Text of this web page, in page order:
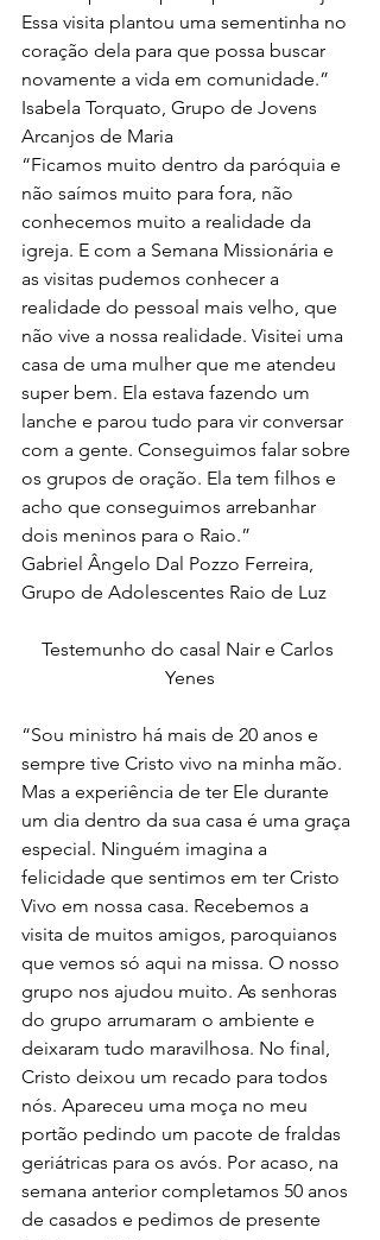
Essa visita plantou uma sementinha no
coração dela para que possa buscar
novamente a vida em comunidade.”
Isabela Torquato, Grupo de Jovens
Arcanjos de Maria
“Ficamos muito dentro da paróquia e
não saímos muito para fora, não
conhecemos muito a realidade da
igreja. E com a Semana Missionária e
as visitas pudemos conhecer a
realidade do pessoal mais velho, que
não vive a nossa realidade. Visitei uma
casa de uma mulher que me atendeu
super bem. Ela estava fazendo um
lanche e parou tudo para vir conversar
com a gente. Conseguimos falar sobre
os grupos de oração. Ela tem filhos e
acho que conseguimos arrebanhar
dois meninos para o Raio.”
Gabriel Ângelo Dal Pozzo Ferreira,
Grupo de Adolescentes Raio de Luz
Testemunho do casal Nair e Carlos
Yenes
“Sou ministro há mais de 20 anos e
sempre tive Cristo vivo na minha mão.
Mas a experiência de ter Ele durante
um dia dentro da sua casa é uma graça
especial. Ninguém imagina a
felicidade que sentimos em ter Cristo
Vivo em nossa casa. Recebemos a
visita de muitos amigos, paroquianos
que vemos só aqui na missa. O nosso
grupo nos ajudou muito. As senhoras
do grupo arrumaram o ambiente e
deixaram tudo maravilhosa. No final,
Cristo deixou um recado para todos
nós. Apareceu uma moça no meu
portão pedindo um pacote de fraldas
geriátricas para os avós. Por acaso, na
semana anterior completamos 50 anos
de casados e pedimos de presente